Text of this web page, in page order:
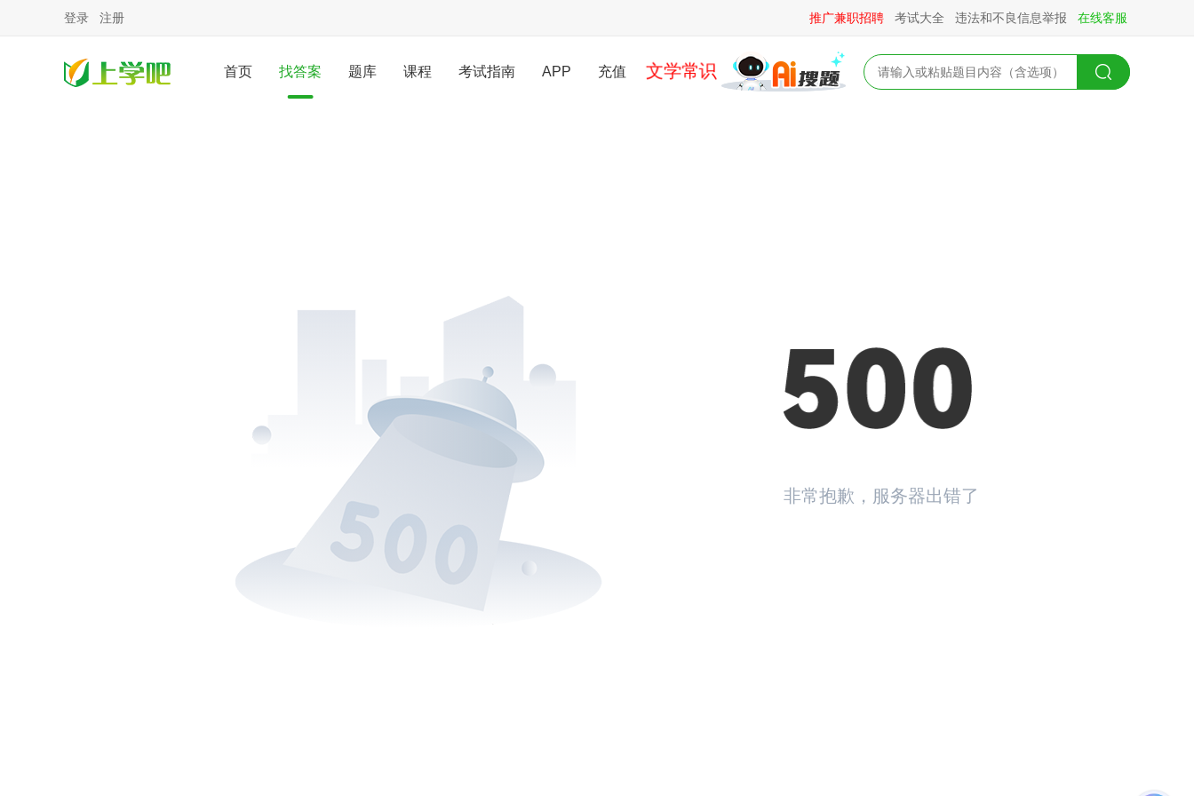
登录 注册 推广兼职招聘 考试大全 违法和不良信息举报 在线客服
首页 找答案 题库 课程 考试指南 APP 充值 文学常识
非常抱歉，服务器出错了